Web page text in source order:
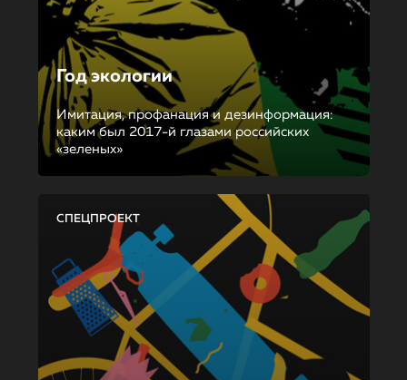
Год экологии
Имитация, профанация и дезинформация:
каким был 2017-й глазами российских
«зеленых»
СПЕЦПРОЕКТ